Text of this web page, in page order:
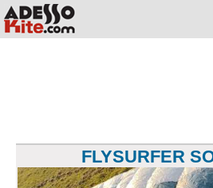
FLYSURFER